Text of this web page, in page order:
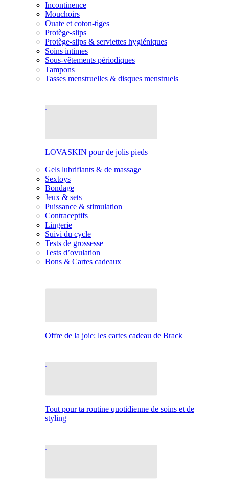
Incontinence
Mouchoirs
Ouate et coton-tiges
Protège-slips
Protège-slips & serviettes hygiéniques
Soins intimes
Sous-vêtements périodiques
Tampons
Tasses menstruelles & disques menstruels
LOVASKIN pour de jolis pieds
Gels lubrifiants & de massage
Sextoys
Bondage
Jeux & sets
Puissance & stimulation
Contraceptifs
Lingerie
Suivi du cycle
Tests de grossesse
Tests d’ovulation
Bons & Cartes cadeaux
Offre de la joie: les cartes cadeau de Brack
Tout pour ta routine quotidienne de soins et de
styling